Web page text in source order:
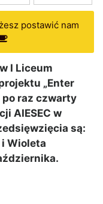
postawić nam
I Liceum
„Enter
po raz czwarty
AIESEC w
są:
i Wioleta